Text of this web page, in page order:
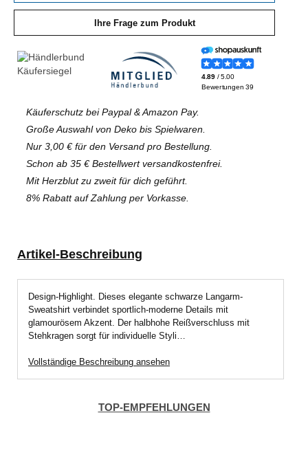
Ihre Frage zum Produkt
Käuferschutz bei Paypal & Amazon Pay.
Große Auswahl von Deko bis Spielwaren.
Nur 3,00 € für den Versand pro Bestellung.
Schon ab 35 € Bestellwert versandkostenfrei.
Mit Herzblut zu zweit für dich geführt.
8% Rabatt auf Zahlung per Vorkasse.
Artikel-Beschreibung
Design-Highlight. Dieses elegante schwarze Langarm-
Sweatshirt verbindet sportlich-moderne Details mit
glamourösem Akzent. Der halbhohe Reißverschluss mit
Stehkragen sorgt für individuelle Styli…
Vollständige Beschreibung ansehen
TOP-EMPFEHLUNGEN